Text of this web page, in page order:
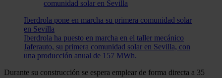
Iberdrola pone en marcha su primera comunidad solar
en Sevilla
Iberdrola ha puesto en marcha en el taller mecánico
Jaferauto, su primera comunidad solar en Sevilla, con
una producción anual de 157 MWh.
Durante su construcción se espera emplear de forma directa a 35